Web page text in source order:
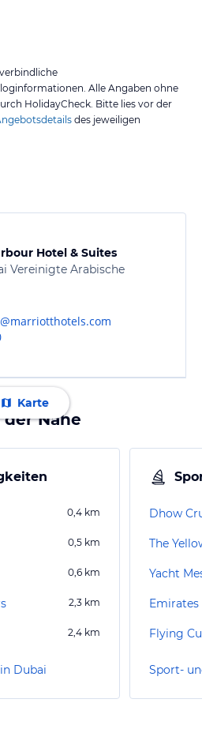
Alle Angaben ohne
HolidayCheck. Bitte lies vor der
des jeweiligen
Hotel & Suites
Vereinigte Arabische
Karte
Nähe
0,4 km
0,5 km
0,6 km
2,3 km
2,4 km
Dubai
Dhow
The
Yacht
Emirates
Flying
Sport-